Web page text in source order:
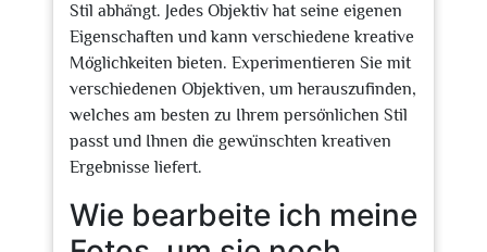
Stil abhängt. Jedes Objektiv hat seine eigenen
Eigenschaften und kann verschiedene kreative
Möglichkeiten bieten. Experimentieren Sie mit
verschiedenen Objektiven, um herauszufinden,
welches am besten zu Ihrem persönlichen Stil
passt und Ihnen die gewünschten kreativen
Ergebnisse liefert.
Wie bearbeite ich meine